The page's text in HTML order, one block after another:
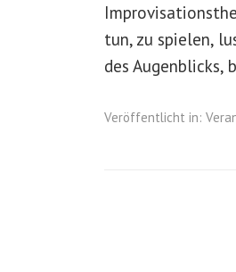
tun, zu spielen,
des Augenblicks,
Veröffentlicht in: